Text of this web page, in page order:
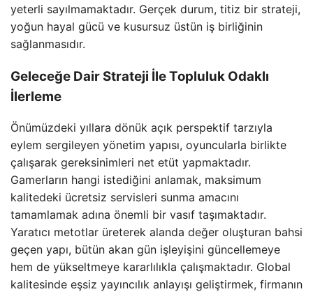
yeterli sayılmamaktadır. Gerçek durum, titiz bir strateji,
yoğun hayal gücü ve kusursuz üstün iş birliğinin
sağlanmasıdır.
Geleceğe Dair Strateji İle Topluluk Odaklı
İlerleme
Önümüzdeki yıllara dönük açık perspektif tarzıyla
eylem sergileyen yönetim yapısı, oyuncularla birlikte
çalışarak gereksinimleri net etüt yapmaktadır.
Gamerların hangi istediğini anlamak, maksimum
kalitedeki ücretsiz servisleri sunma amacını
tamamlamak adına önemli bir vasıf taşımaktadır.
Yaratıcı metotlar üreterek alanda değer oluşturan bahsi
geçen yapı, bütün akan gün işleyişini güncellemeye
hem de yükseltmeye kararlılıkla çalışmaktadır. Global
kalitesinde eşsiz yayıncılık anlayışı geliştirmek, firmanın